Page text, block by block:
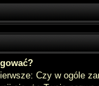
Czy w ogóle